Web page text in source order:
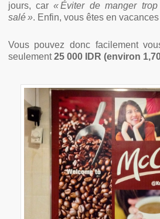
jours, car« Éviter de manger
salé ». Enfin, vous êtes en
Vous pouvez donc facilement
seulement25 000 IDR (environ